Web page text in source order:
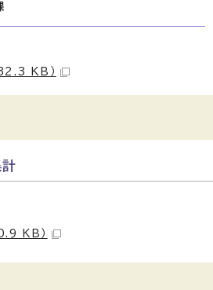
KB）
KB）